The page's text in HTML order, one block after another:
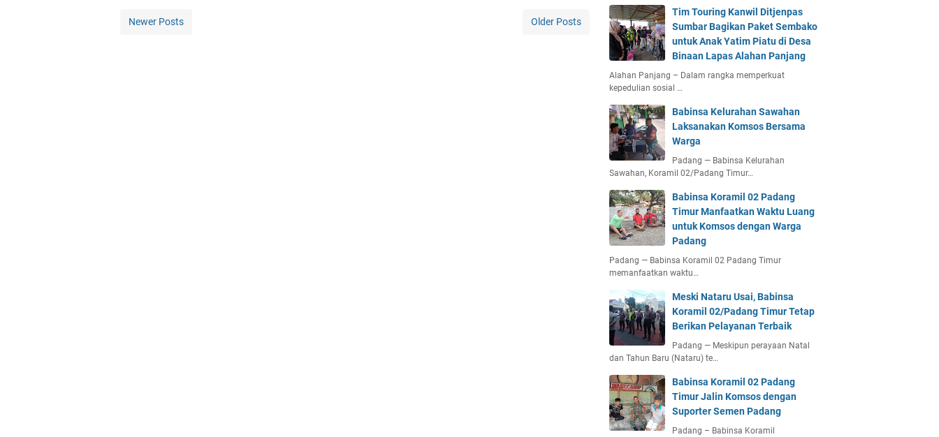
Newer Posts Older Posts
Tim Touring Kanwil Ditjenpas
Sumbar Bagikan Paket Sembako
untuk Anak Yatim Piatu di Desa
Binaan Lapas Alahan Panjang
Alahan Panjang – Dalam rangka memperkuat
kepedulian sosial …
Babinsa Kelurahan Sawahan
Laksanakan Komsos Bersama
Warga
Padang — Babinsa Kelurahan
Sawahan, Koramil 02/Padang Timur…
Babinsa Koramil 02 Padang
Timur Manfaatkan Waktu Luang
untuk Komsos dengan Warga
Padang
Padang — Babinsa Koramil 02 Padang Timur
memanfaatkan waktu…
Meski Nataru Usai, Babinsa
Koramil 02/Padang Timur Tetap
Berikan Pelayanan Terbaik
Padang — Meskipun perayaan Natal
dan Tahun Baru (Nataru) te…
Babinsa Koramil 02 Padang
Timur Jalin Komsos dengan
Suporter Semen Padang
Padang – Babinsa Koramil